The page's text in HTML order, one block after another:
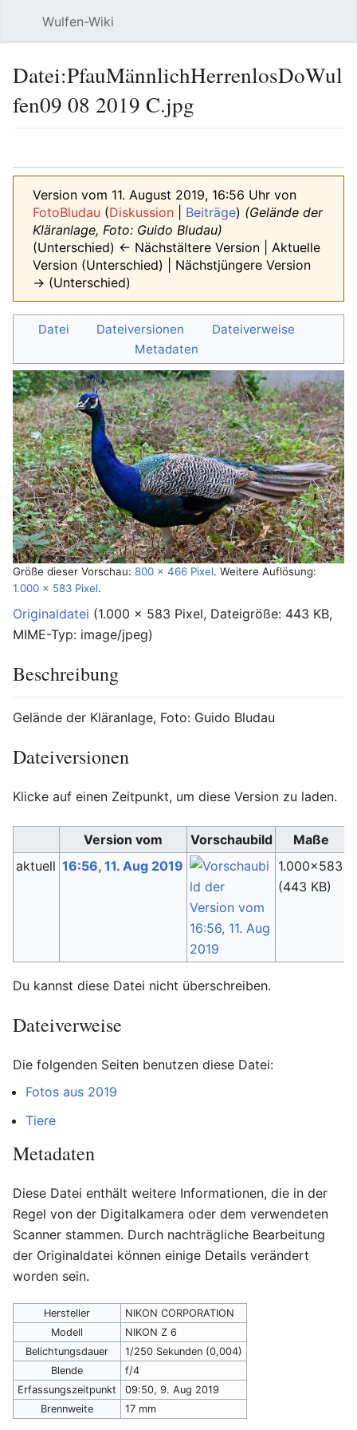
Wulfen-Wiki
Datei:PfauMännlichHerrenlosDoWul
fen09 08 2019 C.jpg
Version vom 11. August 2019, 16:56 Uhr von
FotoBludau (Diskussion Beiträge) (Gelände der
Kläranlage, Foto: Guido Bludau)
(Unterschied) ← Nächstältere Version | Aktuelle
Version (Unterschied) | Nächstjüngere Version
→ (Unterschied)
Datei Dateiversionen
Dateiverweise
Metadaten
Größe dieser Vorschau: 800 × 466 Pixel. Weitere Auflösung:
1.000 × 583 Pixel.
Originaldatei (1.000 × 583 Pixel, Dateigröße: 443 KB,
MIME-Typ: image/jpeg)
Beschreibung
Gelände der Kläranlage, Foto: Guido Bludau
Dateiversionen
Klicke auf einen Zeitpunkt, um diese Version zu laden.
Version vom Vorschaubild
Maße
aktuell 16:56, 11. Aug 2019
1.000×583
(443 KB)
Du kannst diese Datei nicht überschreiben.
Dateiverweise
Die folgenden Seiten benutzen diese Datei:
Fotos aus 2019
Tiere
Metadaten
Diese Datei enthält weitere Informationen, die in der
Regel von der Digitalkamera oder dem verwendeten
Scanner stammen. Durch nachträgliche Bearbeitung
der Originaldatei können einige Details verändert
worden sein.
Hersteller
NIKON CORPORATION
Modell
NIKON Z 6
Belichtungsdauer
1/250 Sekunden (0,004)
Blende
f/4
Erfassungszeitpunkt
09:50, 9. Aug 2019
Brennweite
17 mm